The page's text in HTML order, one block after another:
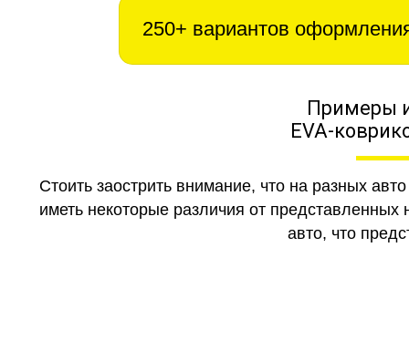
250+ вариантов
Примеры
EVA-
Стоить заострить внимание, что на разных
иметь некоторые различия от
авто, что